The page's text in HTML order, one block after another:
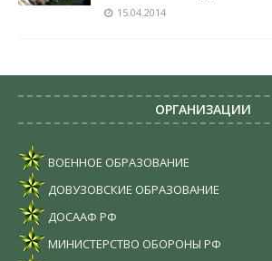
15.04.2014
ОРГАНИЗАЦИИ
ВОЕННОЕ ОБРАЗОВАНИЕ
ДОВУЗОВСКИЕ ОБРАЗОВАНИЕ
ДОСААФ РФ
МИНИСТЕРСТВО ОБОРОНЫ РФ